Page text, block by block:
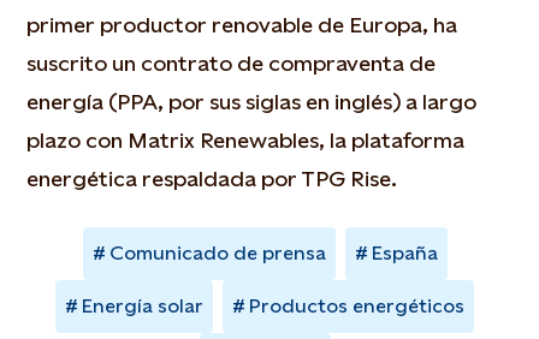
primer productor renovable de Europa, ha
suscrito un contrato de compraventa de
energía (PPA, por sus siglas en inglés) a largo
plazo con Matrix Renewables, la plataforma
energética respaldada por TPG Rise.
Comunicado de prensa España
Energía solar Productos energéticos